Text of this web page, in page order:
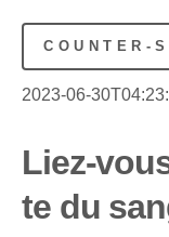
COUNTER-
2023-06-
Liez-
te du